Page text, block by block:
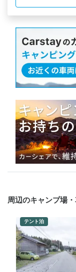
周辺のキャンプ場
テント泊